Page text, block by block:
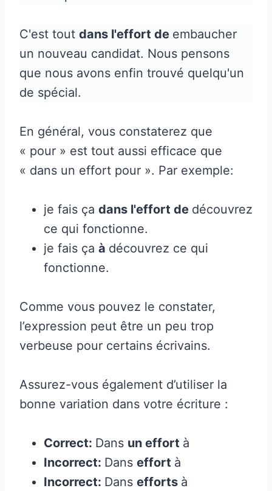
C'est tout dans l'effort de embaucher
un nouveau candidat. Nous pensons
que nous avons enfin trouvé quelqu'un
de spécial.
En général, vous constaterez que
« pour » est tout aussi efficace que
« dans un effort pour ». Par exemple:
je fais ça dans l'effort de découvrez
ce qui fonctionne.
je fais ça à découvrez ce qui
fonctionne.
Comme vous pouvez le constater,
l’expression peut être un peu trop
verbeuse pour certains écrivains.
Assurez-vous également d’utiliser la
bonne variation dans votre écriture :
Correct: Dans un effort à
Incorrect: Dans effort à
Incorrect: Dans efforts à